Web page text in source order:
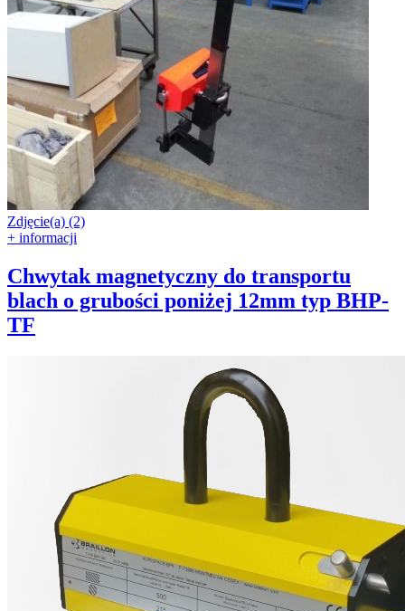
Zdjęcie(a) (2)
+ informacji
Chwytak magnetyczny do transportu
blach o grubości poniżej 12mm typ BHP-
TF